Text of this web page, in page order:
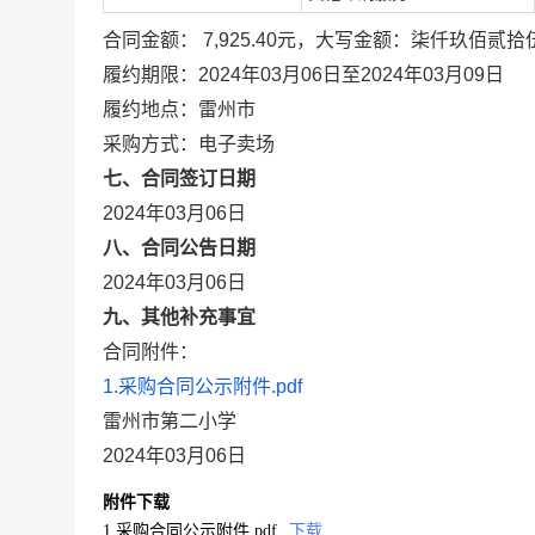
合同金额： 7,925.40元，大写金额：柒仟玖佰贰拾
履约期限：2024年03月06日至2024年03月09日
履约地点：雷州市
采购方式：电子卖场
七、合同签订日期
2024年03月06日
八、合同公告日期
2024年03月06日
九、其他补充事宜
合同附件：
1.采购合同公示附件.pdf
雷州市第二小学
2024年03月06日
附件下载
1.采购合同公示附件.pdf
下载